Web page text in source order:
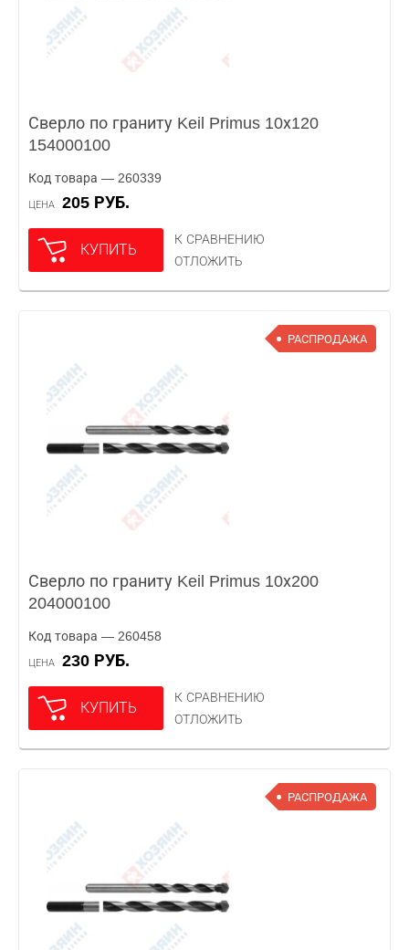
Сверло по граниту Keil Primus 10х120
154000100
Код товара — 260339
ЦЕНА 205 РУБ.
КУПИТЬ
К СРАВНЕНИЮ
ОТЛОЖИТЬ
РАСПРОДАЖА
Сверло по граниту Keil Primus 10х200
204000100
Код товара — 260458
ЦЕНА 230 РУБ.
КУПИТЬ
К СРАВНЕНИЮ
ОТЛОЖИТЬ
РАСПРОДАЖА